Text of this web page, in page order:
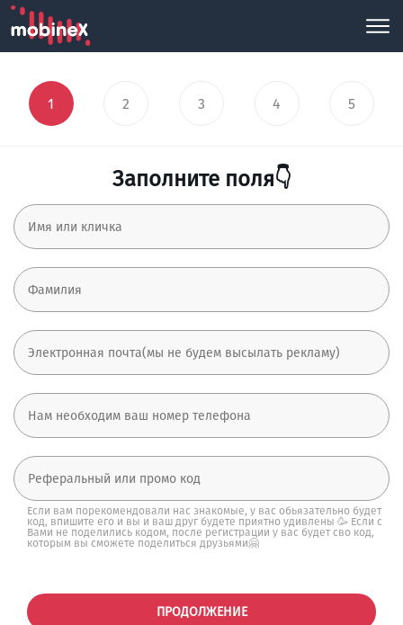
1 2 3 4 5
Заполните поля👇
Если вам порекомендовали нас знакомые, у вас обьязательно будет
код, впишите его и вы и ваш друг будете приятно удивлены 🥳 Если с
Вами не поделились кодом, после регистрации у вас будет сво код,
которым вы сможете поделиться друзьями🤗
ПРОДОЛЖЕНИЕ